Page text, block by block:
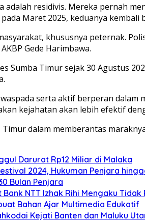
adalah residivis. Mereka pernah
Maret 2025, keduanya
khususnya peternak.
Gede Harimbawa.
Sumba Timur sejak 30 Agustus
serta aktif berperan
kejahatan akan lebih efektif
dalam memberantas
Darurat Rp12 Miliar di Malaka
2024, Hukuman Penjara
Bulan Penjara
NTT Izhak Rihi Mengaku
Bahan Ajar Multimedia Edukatif
Kejati Banten dan Maluku